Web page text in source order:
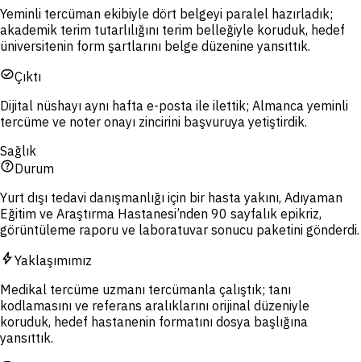
Yeminli tercüman ekibiyle dört belgeyi paralel hazırladık;
akademik terim tutarlılığını terim belleğiyle koruduk, hedef
üniversitenin form şartlarını belge düzenine yansıttık.
task_altÇıktı
Dijital nüshayı aynı hafta e-posta ile ilettik; Almanca yeminli
tercüme ve noter onayı zincirini başvuruya yetiştirdik.
Sağlık
help_outlineDurum
Yurt dışı tedavi danışmanlığı için bir hasta yakını, Adıyaman
Eğitim ve Araştırma Hastanesi’nden 90 sayfalık epikriz,
görüntüleme raporu ve laboratuvar sonucu paketini gönderdi.
boltYaklaşımımız
Medikal tercüme uzmanı tercümanla çalıştık; tanı
kodlamasını ve referans aralıklarını orijinal düzeniyle
koruduk, hedef hastanenin formatını dosya başlığına
yansıttık.